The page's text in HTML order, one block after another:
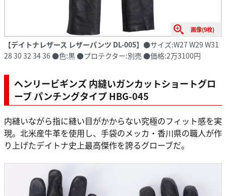
画像(9枚)
【デイトナレザース レザーパンツ DL-005】 ●サイズ:W27 W29 W31
28 30 32 34 36 ●色:黒 ●プロテクター:別売 ●価格:2万3100円
ヘンリービギンズ 内縫いガンカットショートグロ
ーブ パンチングタイプ HBG-045
内縫いながら指に縫い目がかからない究極のフィット感を実
現。北米産牛革を使用し、手袋のメッカ・香川県の職人が作
り上げたデイトナ史上最高傑作を誇るグローブだ。